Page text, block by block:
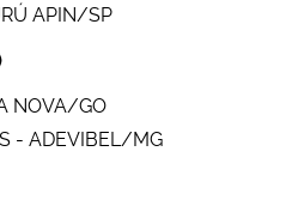
APIN/SP
NOVA/GO
- ADEVIBEL/MG